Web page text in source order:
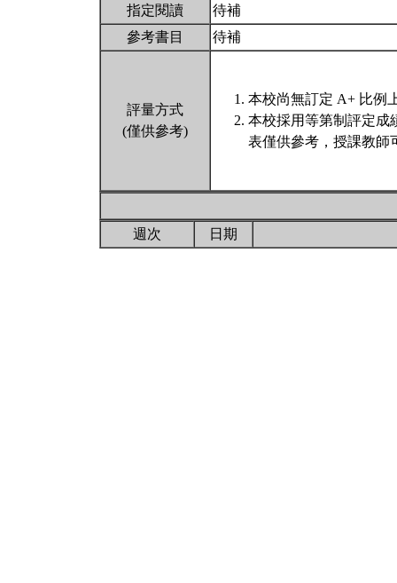
指定閱讀
待補
參考書目
待補
評量方式
(僅供參考)
本校尚無訂定 A+ 比例
本校採用等第制評定成
表僅供參考，授課教師
週次 日期